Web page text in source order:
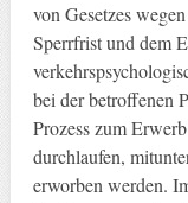
von Gesetzes
Sperrfrist und dem
bei der betroffenen
Prozess zum
durchlaufen,
erworben werden.